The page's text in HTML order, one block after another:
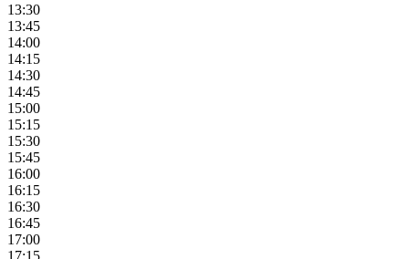
13:30
13:45
14:00
14:15
14:30
14:45
15:00
15:15
15:30
15:45
16:00
16:15
16:30
16:45
17:00